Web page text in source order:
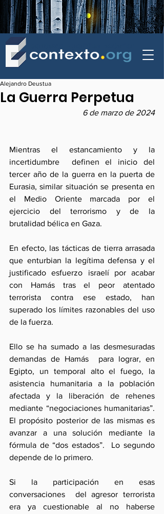
La Guerra Perpetua
Alejandro Deustua
6 de marzo de 2024
Mientras el estancamiento y la
incertidumbre  definen el inicio del
tercer año de la guerra en la puerta de
Eurasia, similar situación se presenta en
el Medio Oriente marcada por el
ejercicio del terrorismo y de la
brutalidad bélica en Gaza.
En efecto, las tácticas de tierra arrasada
que enturbian la legítima defensa y el
justificado esfuerzo israelí por acabar
con Hamás tras el peor atentado
terrorista contra ese estado, han
superado los límites razonables del uso
de la fuerza.
Ello se ha sumado a las desmesuradas
demandas de Hamás  para lograr, en
Egipto, un temporal alto el fuego, la
asistencia humanitaria a la población
afectada y la liberación de rehenes
mediante “negociaciones humanitarias”.
El propósito posterior de las mismas es
avanzar a una solución mediante la
fórmula de “dos estados”.  Lo segundo
depende de lo primero.
Si la participación en esas
conversaciones  del agresor terrorista
era ya cuestionable al no haberse